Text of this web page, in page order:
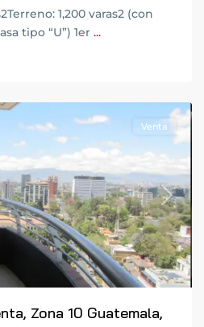
1,200 varas2 (con
tipo “U”) 1er ...
Next
Venta
Zona 10 Guatemala,